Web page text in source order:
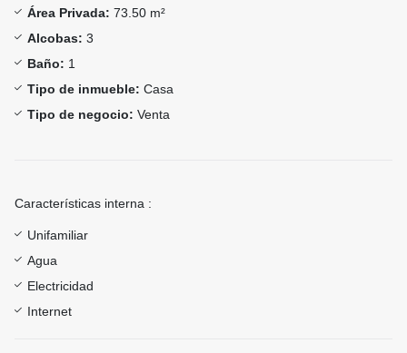
Área Privada: 73.50 m²
Alcobas: 3
Baño: 1
Tipo de inmueble: Casa
Tipo de negocio: Venta
Características interna :
Unifamiliar
Agua
Electricidad
Internet